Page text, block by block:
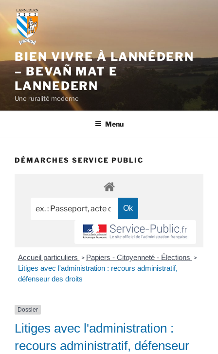
contenu
principal
BIEN VIVRE À LANNÉDERN
– BEVAÑ MAT E
LANNEDERN
Une ruralité moderne
Menu
DÉMARCHES SERVICE PUBLIC
Accueil particuliers > Papiers - Citoyenneté - Élections >
Litiges avec l'administration : recours administratif,
défenseur des droits
Dossier
Litiges avec l'administration :
recours administratif, défenseur